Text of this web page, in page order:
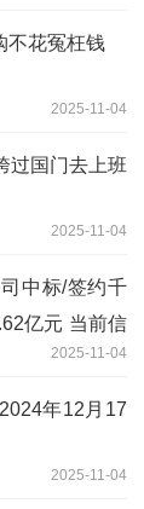
不花冤枉钱
2025-11-04
过国门去上班
2025-11-04
中标/签约千
亿元 当前信
2025-11-04
年12月17
2025-11-04